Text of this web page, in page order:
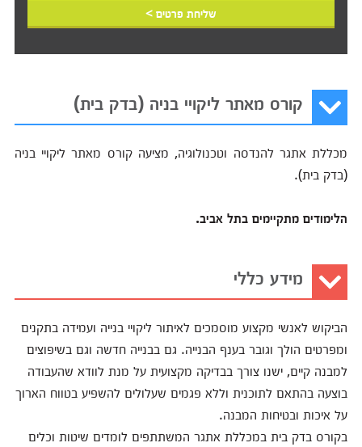
שליחת פרטים >
קורס מאתר ליקויי בניה (בדק בית)
מכללת אתגר להנדסה וטכנולוגיה, מציעה קורס מאתר ליקויי בניה
(בדק בית).
הלימודים מתקיימים בתל אביב.
מידע כללי
הביקוש לאנשי מקצוע מוסמכים לאיתור ליקויי בנייה ועמידה בתקנים
ומפרטים הולך וגובר בענף הבנייה. גם בבנייה חדשה וגם בשיפוצים
למבנה קיים, ישנו צורך בבדיקה מקצועית על מנת לוודא שהעבודה
בוצעה בהתאם לתוכנית וללא פגמים שעלולים להשפיע בטווח הארוך
על איכות ובטיחות המבנה.
בקורס בדק בית במכללת אתגר המשתתפים לומדים שיטות וכלים